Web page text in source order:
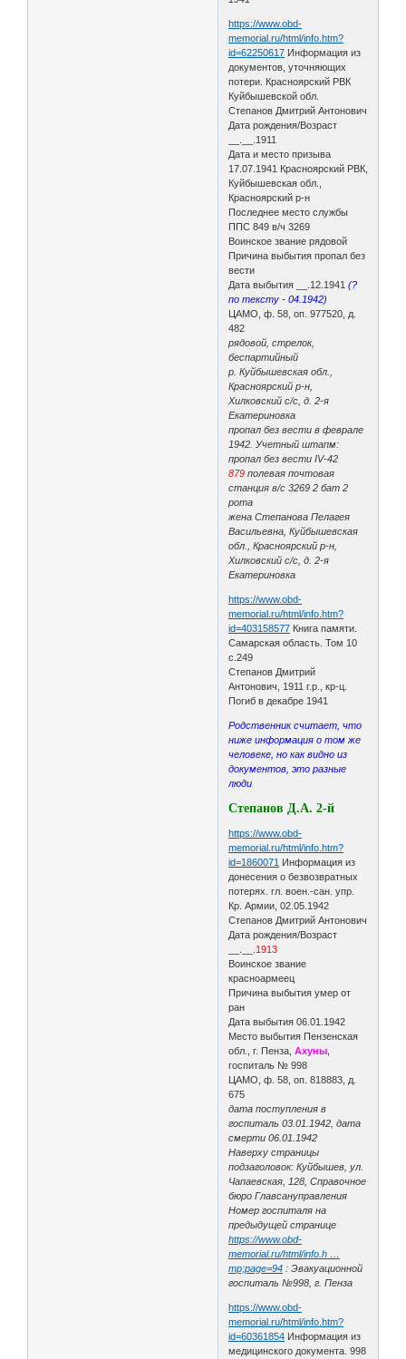
https://www.obd-
memorial.ru/html/info.htm?
id=62250617 Информация из
документов, уточняющих
потери. Красноярский РВК
Куйбышевской обл.
Степанов Дмитрий Антонович
Дата рождения/Возраст
__.__.1911
Дата и место призыва
17.07.1941 Красноярский РВК,
Куйбышевская обл.,
Красноярский р-н
Последнее место службы
ППС 849 в/ч 3269
Воинское звание рядовой
Причина выбытия пропал без
вести
Дата выбытия __.12.1941(?
по тексту - 04.1942)
ЦАМО, ф. 58, оп. 977520, д.
482
рядовой, стрелок,
беспартийный
р. Куйбышевская обл.,
Красноярский р-н,
Хилковский с/с, д. 2-я
Екатериновка
пропал без вести в феврале
1942. Учетный штапм:
пропал без вести IV-42
879 полевая почтовая
станция в/с 3269 2 бат 2
рота
жена Степанова Пелагея
Васильевна, Куйбышевская
обл., Красноярский р-н,
Хилковский с/с, д. 2-я
Екатериновка
https://www.obd-
memorial.ru/html/info.htm?
id=403158577 Книга памяти.
Самарская область. Том 10
с.249
Степанов Дмитрий
Антонович, 1911 г.р., кр-ц.
Погиб в декабре 1941
Родственник считает, что
ниже информация о том же
человеке, но как видно из
документов, это разные
люди
Степанов Д.А. 2-й
https://www.obd-
memorial.ru/html/info.htm?
id=1860071 Информация из
донесения о безвозвратных
потерях. гл. воен.-сан. упр.
Кр. Армии, 02.05.1942
Степанов Дмитрий Антонович
Дата рождения/Возраст
1913
Воинское звание
красноармеец
Причина выбытия умер от
ран
Дата выбытия 06.01.1942
Место выбытия Пензенская
обл., г. Пенза, Ахуны
госпиталь № 998
ЦАМО, ф. 58, оп. 818883, д.
675
дата поступления в
госпиталь 03.01.1942, дата
смерти 06.01.1942
Наверху страницы
подзаголовок: Куйбышев, ул.
Чапаевская, 128, Справочное
бюро Главсануправления
Номер госпиталя на
предыдущей странице
https://www.obd-
memorial.ru/html/info.h …
mp;page=94 : Эвакуационной
госпиталь №998, г. Пенза
https://www.obd-
memorial.ru/html/info.htm?
id=60361854 Информация из
медицинского документа. 998